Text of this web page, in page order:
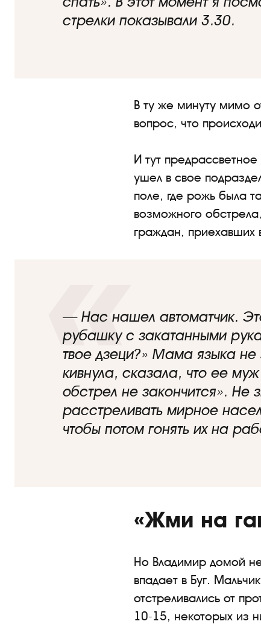
стрелки показывали 3.30.
В ту же минуту мимо
вопрос, что
И тут
ушел в свое
поле, где рожь была
возможного
граждан, приехавших
— Нас нашел автоматчик.
рубашку с закатанными
твое дзеци?» Мама языка
кивнула, сказала, что ее
обстрел не закончится».
расстреливать мирное
чтобы потом гонять их на
«Жми на
Но Владимир домой
впадает в Буг.
отстреливались от
10-15, некоторых из